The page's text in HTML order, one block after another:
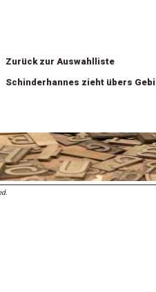
Zurück zur Auswahlliste
Schinderhannes zieht übers